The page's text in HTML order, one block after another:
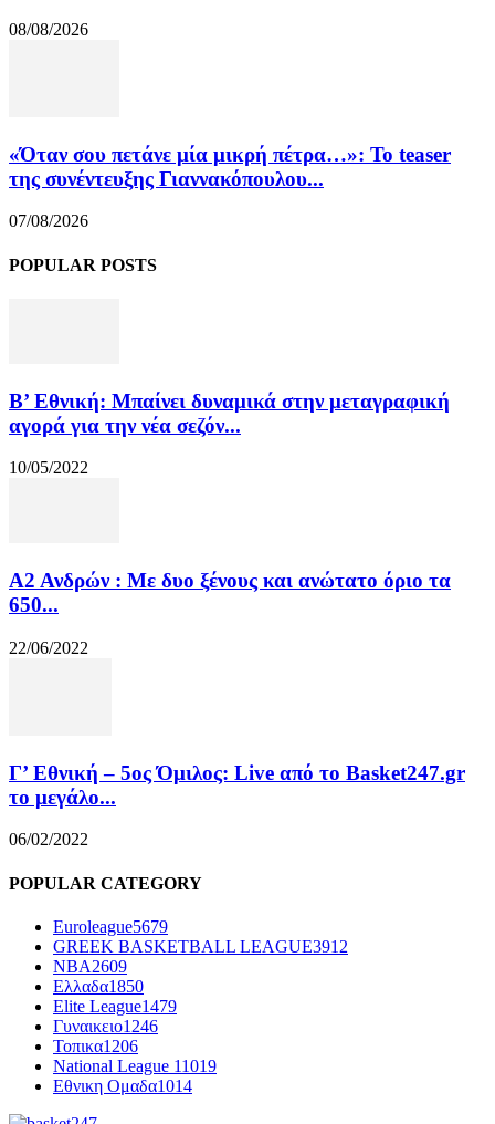
08/08/2026
«Όταν σου πετάνε μία μικρή πέτρα…»: Το teaser
της συνέντευξης Γιαννακόπουλου...
07/08/2026
POPULAR POSTS
Β’ Εθνική: Μπαίνει δυναμικά στην μεταγραφική
αγορά για την νέα σεζόν...
10/05/2022
Α2 Ανδρών : Με δυο ξένους και ανώτατο όριο τα
650...
22/06/2022
Γ’ Εθνική – 5ος Όμιλος: Live από το Basket247.gr
το μεγάλο...
06/02/2022
POPULAR CATEGORY
Euroleague5679
GREEK BASKETBALL LEAGUE3912
NBA2609
Ελλαδα1850
Elite League1479
Γυναικειο1246
Τοπικα1206
National League 11019
Εθνικη Ομαδα1014